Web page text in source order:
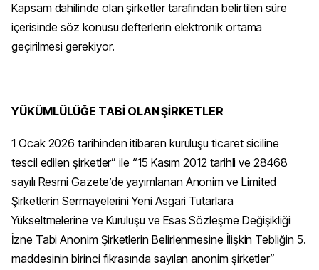
Kapsam dahilinde olan şirketler tarafından belirtilen süre
içerisinde söz konusu defterlerin elektronik ortama
geçirilmesi gerekiyor.
YÜKÜMLÜLÜĞE TABİ OLAN ŞİRKETLER
1 Ocak 2026 tarihinden itibaren kuruluşu ticaret siciline
tescil edilen şirketler” ile “15 Kasım 2012 tarihli ve 28468
sayılı Resmi Gazete’de yayımlanan Anonim ve Limited
Şirketlerin Sermayelerini Yeni Asgari Tutarlara
Yükseltmelerine ve Kuruluşu ve Esas Sözleşme Değişikliği
İzne Tabi Anonim Şirketlerin Belirlenmesine İlişkin Tebliğin 5.
maddesinin birinci fıkrasında sayılan anonim şirketler”